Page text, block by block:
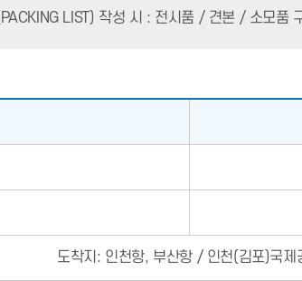
LIST) 작성 시 : 전시품 / 견본 / 소모품
도착지: 인천항, 부산항 / 인천(김포)국제